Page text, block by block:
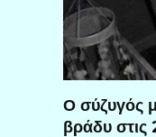
Ο σύζυγός
βράδυ